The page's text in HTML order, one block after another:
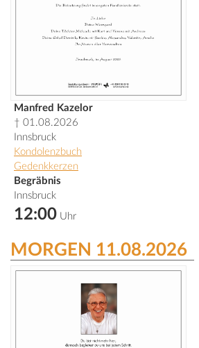
Manfred Kazelor
† 01.08.2026
Innsbruck
Kondolenzbuch
Gedenkkerzen
Begräbnis
Innsbruck
12:00 Uhr
MORGEN 11.08.2026